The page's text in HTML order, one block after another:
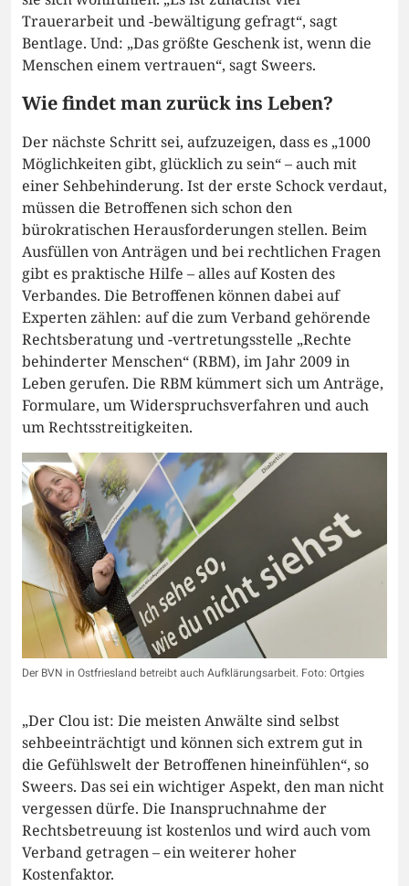
Trauerarbeit und -bewältigung gefragt“, sagt
Bentlage. Und: „Das größte Geschenk ist, wenn die
Menschen einem vertrauen“, sagt Sweers.
Wie findet man zurück ins Leben?
Der nächste Schritt sei, aufzuzeigen, dass es „1000
Möglichkeiten gibt, glücklich zu sein“ – auch mit
einer Sehbehinderung. Ist der erste Schock verdaut,
müssen die Betroffenen sich schon den
bürokratischen Herausforderungen stellen. Beim
Ausfüllen von Anträgen und bei rechtlichen Fragen
gibt es praktische Hilfe – alles auf Kosten des
Verbandes. Die Betroffenen können dabei auf
Experten zählen: auf die zum Verband gehörende
Rechtsberatung und -vertretungsstelle „Rechte
behinderter Menschen“ (RBM), im Jahr 2009 in
Leben gerufen. Die RBM kümmert sich um Anträge,
Formulare, um Widerspruchsverfahren und auch
um Rechtsstreitigkeiten.
Der BVN in Ostfriesland betreibt auch Aufklärungsarbeit. Foto: Ortgies
„Der Clou ist: Die meisten Anwälte sind selbst
sehbeeinträchtigt und können sich extrem gut in
die Gefühlswelt der Betroffenen hineinfühlen“, so
Sweers. Das sei ein wichtiger Aspekt, den man nicht
vergessen dürfe. Die Inanspruchnahme der
Rechtsbetreuung ist kostenlos und wird auch vom
Verband getragen – ein weiterer hoher
Kostenfaktor.